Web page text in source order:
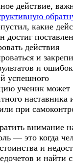
действие,
какие
достиг
действия
и
и
успешного
ученик может
наставника
при
внимание
— это когда
и
и найти